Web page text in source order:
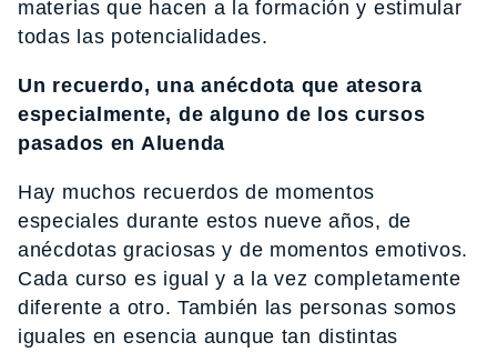
materias que hacen a la formación y estimular
todas las potencialidades.
Un recuerdo, una anécdota que atesora
especialmente, de alguno de los cursos
pasados en Aluenda
Hay muchos recuerdos de momentos
especiales durante estos nueve años, de
anécdotas graciosas y de momentos emotivos.
Cada curso es igual y a la vez completamente
diferente a otro. También las personas somos
iguales en esencia aunque tan distintas